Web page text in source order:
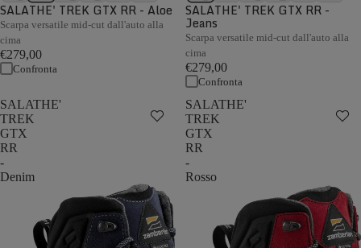
SALATHE' TREK GTX RR - Aloe
Scarpa versatile mid-cut dall'auto alla
cima
€279,00
Confronta
SALATHE' TREK GTX RR -
Jeans
Scarpa versatile mid-cut dall'auto alla
cima
€279,00
Confronta
SALATHE'
TREK
GTX
RR
-
Denim
SALATHE'
TREK
GTX
RR
-
Rosso